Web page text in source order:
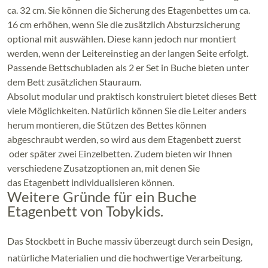
ca. 32 cm. Sie können die Sicherung des Etagenbettes um ca.
16 cm erhöhen, wenn Sie die zusätzlich Absturzsicherung
optional mit auswählen. Diese kann jedoch nur montiert
werden, wenn der Leitereinstieg an der langen Seite erfolgt.
Passende Bettschubladen als 2 er Set in Buche bieten unter
dem Bett zusätzlichen Stauraum.
Absolut modular und praktisch konstruiert bietet dieses Bett
viele Möglichkeiten. Natürlich können Sie die Leiter anders
herum montieren, die Stützen des Bettes können
abgeschraubt werden, so wird aus dem Etagenbett zuerst
oder später zwei Einzelbetten. Zudem bieten wir Ihnen
verschiedene Zusatzoptionen an, mit denen Sie
das Etagenbett individualisieren können.
Weitere Gründe für ein Buche
Etagenbett von Tobykids.
Das Stockbett in Buche massiv überzeugt durch sein Design,
natürliche Materialien und die hochwertige Verarbeitung.